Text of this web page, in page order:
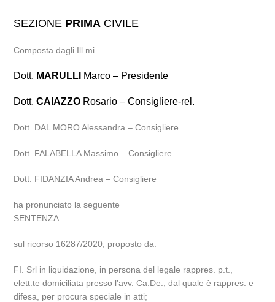
SEZIONE PRIMA CIVILE
Composta dagli Ill.mi
Dott. MARULLI Marco – Presidente
Dott.CAIAZZO Rosario – Consigliere-rel.
Dott. DAL MORO Alessandra – Consigliere
Dott. FALABELLA Massimo – Consigliere
Dott. FIDANZIA Andrea – Consigliere
ha pronunciato la seguente
SENTENZA
sul ricorso 16287/2020, proposto da:
FI. Srl in liquidazione, in persona del legale rappres. p.t.,
elett.te domiciliata presso l’avv. Ca.De., dal quale è rappres. e
difesa, per procura speciale in atti;